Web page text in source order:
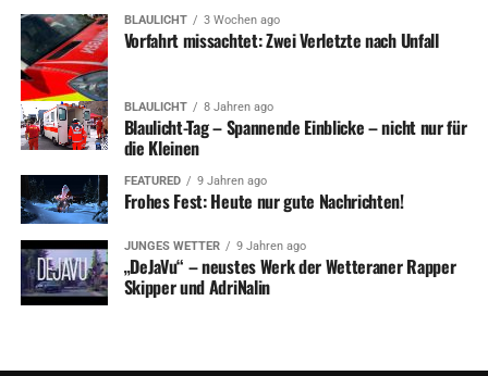
BLAULICHT 3 Wochen ago
Vorfahrt missachtet: Zwei Verletzte nach Unfall
BLAULICHT 8 Jahren ago
Blaulicht-Tag – Spannende Einblicke – nicht nur für
die Kleinen
FEATURED 9 Jahren ago
Frohes Fest: Heute nur gute Nachrichten!
JUNGES WETTER 9 Jahren ago
„DeJaVu“ – neustes Werk der Wetteraner Rapper
Skipper und AdriNalin